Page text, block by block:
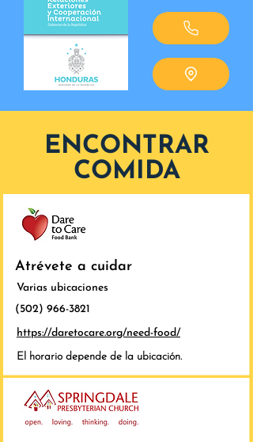
ENCONTRAR
COMIDA
Atrévete a cuidar
Varias ubicaciones
(502) 966-3821
https://daretocare.org/need-food/
El horario depende de la ubicación.